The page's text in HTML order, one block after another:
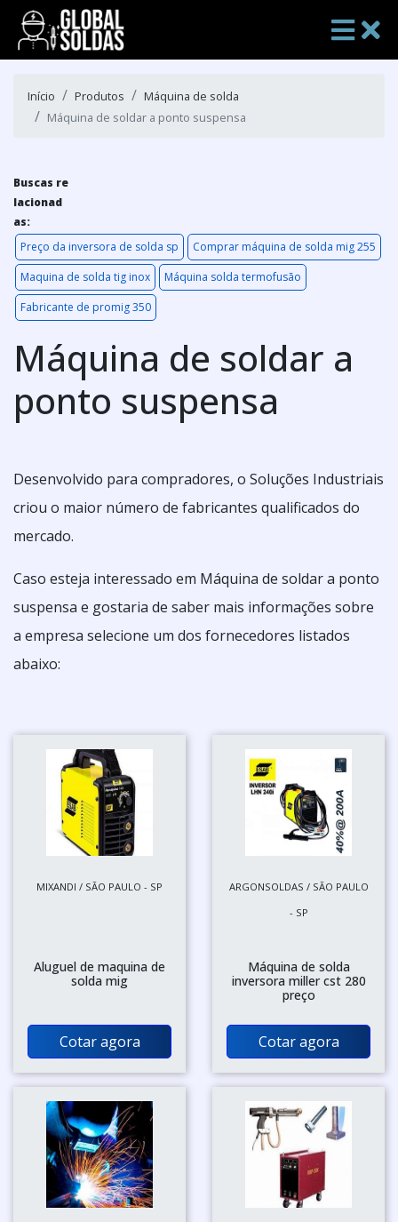
Início Produtos
Máquina de solda
Máquina de soldar a ponto suspensa
Buscas re
lacionad
as:
Preço da inversora de solda sp
Comprar máquina de solda mig 255
Maquina de solda tig inox
Máquina solda termofusão
Fabricante de promig 350
Máquina de soldar a
ponto suspensa
Desenvolvido para compradores, o Soluções Industriais
criou o maior número de fabricantes qualificados do
mercado.
Caso esteja interessado em Máquina de soldar a ponto
suspensa e gostaria de saber mais informações sobre
a empresa selecione um dos fornecedores listados
abaixo:
MIXANDI / SÃO PAULO - SP
Aluguel de maquina de
solda mig
Cotar agora
ARGONSOLDAS / SÃO PAULO
- SP
Máquina de solda
inversora miller cst 280
preço
Cotar agora